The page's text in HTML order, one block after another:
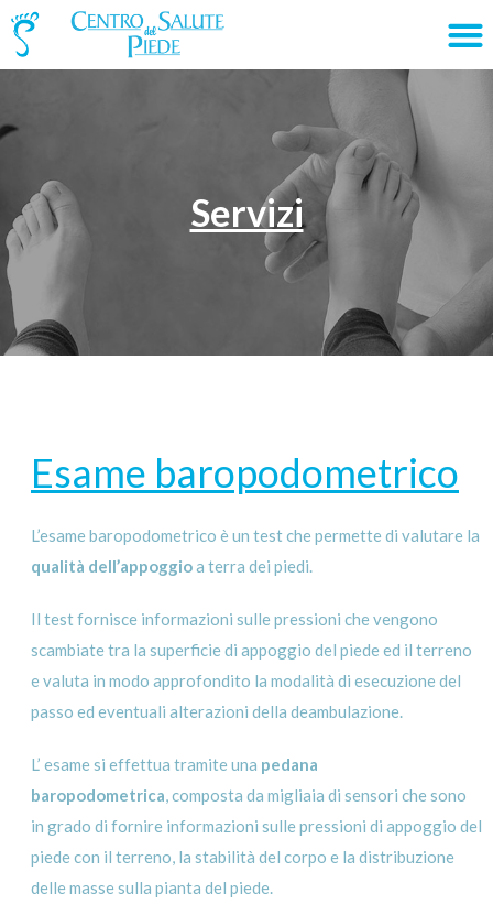
Servizi
Esame baropodometrico
L’esame baropodometrico è un test che permette di valutare la
qualità dell’appoggioa terra dei piedi.
Il test fornisce informazioni sulle pressioni che vengono
scambiate tra la superficie di appoggio del piede ed il terreno
e valuta in modo approfondito la modalità di esecuzione del
passo ed eventuali alterazioni della deambulazione.
L’ esame si effettua tramite una pedana
baropodometrica, composta da migliaia di sensori che sono
in grado di fornire informazioni sulle pressioni di appoggio del
piede con il terreno, la stabilità del corpo e la distribuzione
delle masse sulla pianta del piede.